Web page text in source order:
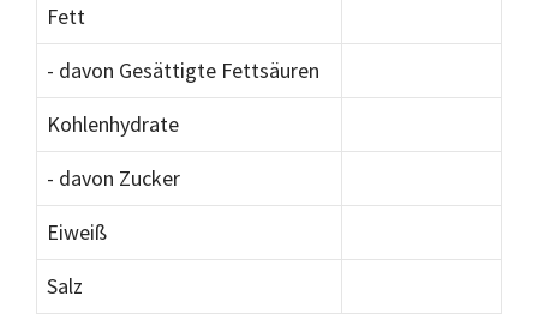
Fett
- davon Gesättigte Fettsäuren
Kohlenhydrate
- davon Zucker
Eiweiß
Salz